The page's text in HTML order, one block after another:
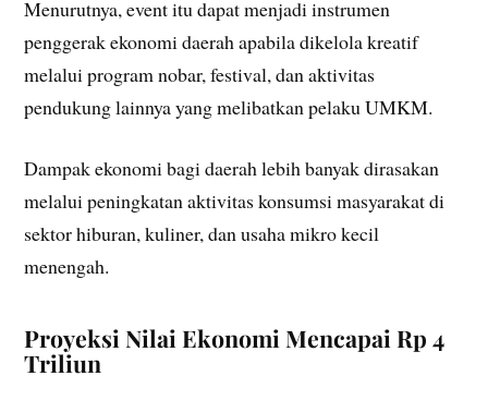
Menurutnya, event itu dapat menjadi instrumen
penggerak ekonomi daerah apabila dikelola kreatif
melalui program nobar, festival, dan aktivitas
pendukung lainnya yang melibatkan pelaku UMKM.
Dampak ekonomi bagi daerah lebih banyak dirasakan
melalui peningkatan aktivitas konsumsi masyarakat di
sektor hiburan, kuliner, dan usaha mikro kecil
menengah.
Proyeksi Nilai Ekonomi Mencapai Rp 4
Triliun